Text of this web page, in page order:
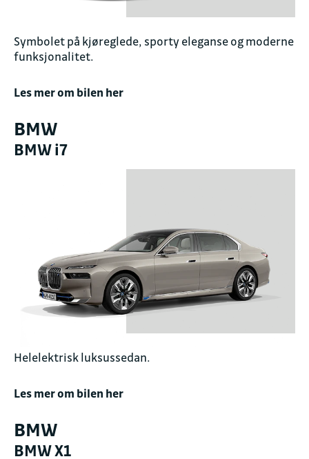
Symbolet på kjøreglede, sporty eleganse og moderne
funksjonalitet.
Les mer om bilen her
BMW
BMW i7
Helelektrisk luksussedan.
Les mer om bilen her
BMW
BMW X1